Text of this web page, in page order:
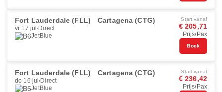
Fort Lauderdale (FLL) Cartagena (CTG)
vr 17 jul Direct
JetBlue
Start vanaf
€ 205,71
Prijs/Pax
Boek
Fort Lauderdale (FLL) Cartagena (CTG)
do 16 jul Direct
JetBlue
Start vanaf
€ 236,42
Prijs/Pax